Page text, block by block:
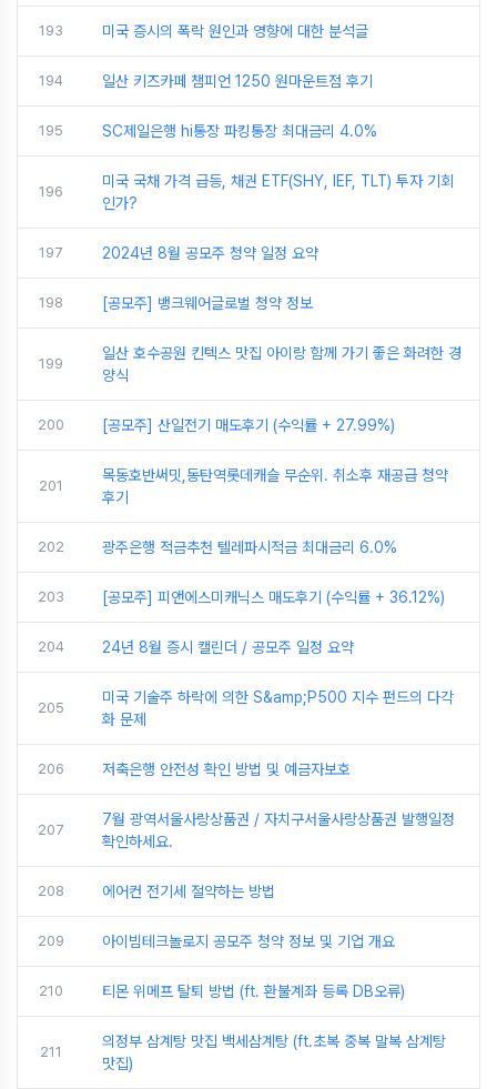
193 미국 증시의 폭락 원인과 영향에 대한 분석글
194 일산 키즈카페 챔피언 1250 원마운트점 후기
195 SC제일은행 hi통장 파킹통장 최대금리 4.0%
196
미국 국채 가격 급등, 채권 ETF(SHY, IEF, TLT) 투자 기회
인가?
197 2024년 8월 공모주 청약 일정 요약
198 [공모주] 뱅크웨어글로벌 청약 정보
199
일산 호수공원 킨텍스 맛집 아이랑 함께 가기 좋은 화려한 경
양식
200 [공모주] 산일전기 매도후기 (수익률 + 27.99%)
201
목동호반써밋,동탄역롯데캐슬 무순위. 취소후 재공급 청약
후기
202 광주은행 적금추천 텔레파시적금 최대금리 6.0%
203 [공모주] 피앤에스미캐닉스 매도후기 (수익률 + 36.12%)
204 24년 8월 증시 캘린더 / 공모주 일정 요약
205
미국 기술주 하락에 의한 S&amp;P500 지수 펀드의 다각
화 문제
206 저축은행 안전성 확인 방법 및 예금자보호
207
7월 광역서울사랑상품권 / 자치구서울사랑상품권 발행일정
확인하세요.
208 에어컨 전기세 절약하는 방법
209 아이빔테크놀로지 공모주 청약 정보 및 기업 개요
210 티몬 위메프 탈퇴 방법 (ft. 환불계좌 등록 DB오류)
211
의정부 삼계탕 맛집 백세삼계탕 (ft.초복 중복 말복 삼계탕
맛집)